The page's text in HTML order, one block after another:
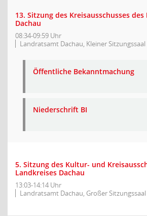
13. Sitzung des Kreisausschusses
Dachau
08:34-09:59 Uhr
Landratsamt Dachau, Kleiner Sitzungssaal
Öffentliche Bekanntmachung
Niederschrift BI
5. Sitzung des Kultur- und
Landkreises Dachau
13:03-14:14 Uhr
Landratsamt Dachau, Großer Sitzungssaal